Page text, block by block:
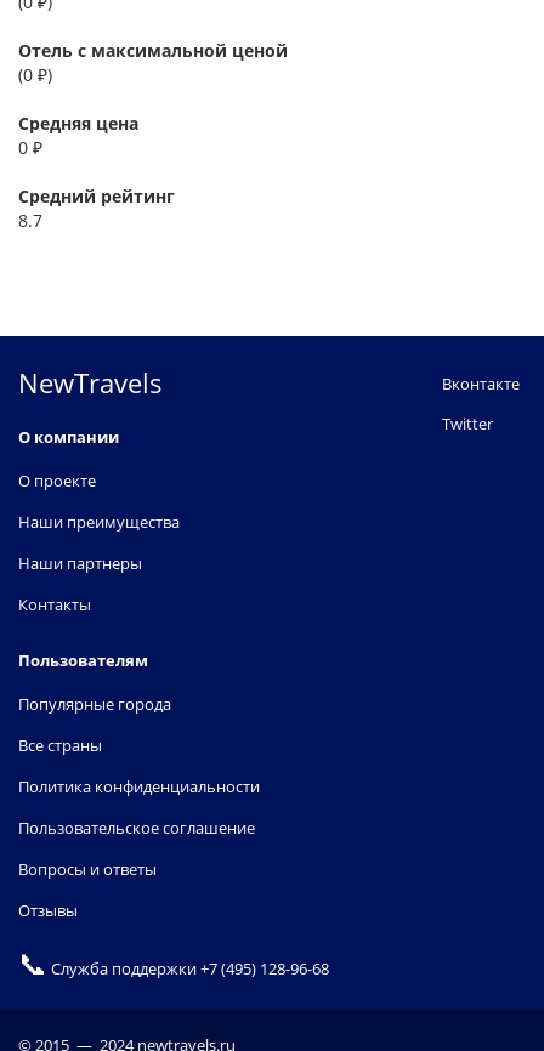
Отель с максимальной ценой
(0 ₽)
Средняя цена
0 ₽
Средний рейтинг
8.7
NewTravels
О компании
О проекте
Наши преимущества
Наши партнеры
Контакты
Пользователям
Популярные города
Все страны
Политика конфиденциальности
Пользовательское соглашение
Вопросы и ответы
Отзывы
Вконтакте
Twitter
📞 Служба поддержки+7 (495) 128-96-68
© 2015 — 2024 newtravels.ru